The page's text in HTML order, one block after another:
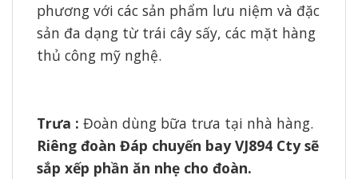
phương với các sản phẩm lưu niệm và đặc
sản đa dạng từ trái cây sấy, các mặt hàng
thủ công mỹ nghệ.
Trưa : Đoàn dùng bữa trưa tại nhà hàng.
Riêng đoàn Đáp chuyến bayVJ894 Cty sẽ
sắp xếp phần ăn nhẹ cho đoàn.